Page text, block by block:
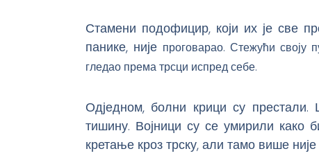
Стамени подофицир, који их је све
панике, није проговарао. Стежући своју
гледао прематрсци испред себе.
Одједном, болни крици су
тишину. Војници су се умирили како
кретање кроз трску, али тамо више